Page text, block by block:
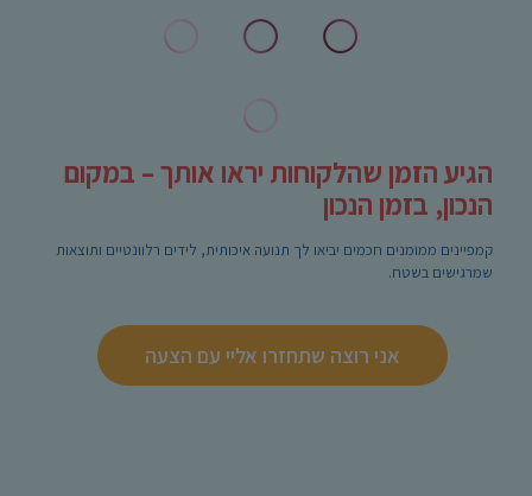
הגיע הזמן שהלקוחות יראו אותך – במקום
הנכון, בזמן הנכון
קמפיינים ממומנים חכמים יביאו לך תנועה איכותית, לידים רלוונטיים ותוצאות
שמרגישים בשטח.
אני רוצה שתחזרו אליי עם הצעה